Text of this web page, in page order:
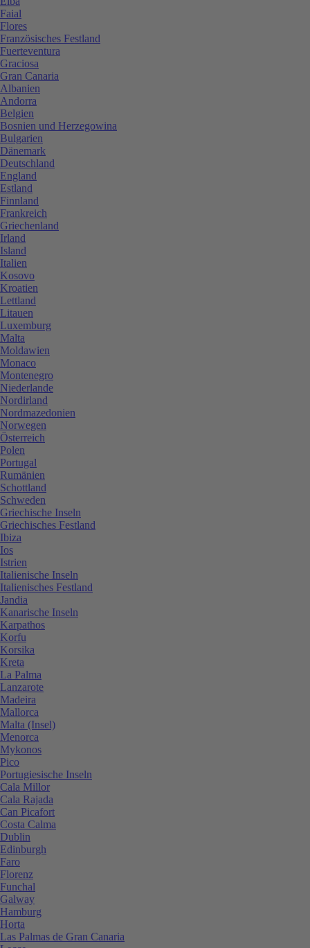
Faial
Flores
Französisches Festland
Fuerteventura
Graciosa
Gran Canaria
Albanien
Andorra
Belgien
Bosnien und Herzegowina
Bulgarien
Dänemark
Deutschland
England
Estland
Finnland
Frankreich
Griechenland
Irland
Island
Italien
Kosovo
Kroatien
Lettland
Litauen
Luxemburg
Malta
Moldawien
Monaco
Montenegro
Niederlande
Nordirland
Nordmazedonien
Norwegen
Österreich
Polen
Portugal
Rumänien
Schottland
Schweden
Griechische Inseln
Griechisches Festland
Ibiza
Ios
Istrien
Italienische Inseln
Italienisches Festland
Jandia
Kanarische Inseln
Karpathos
Korfu
Korsika
Kreta
La Palma
Lanzarote
Madeira
Mallorca
Malta (Insel)
Menorca
Mykonos
Pico
Portugiesische Inseln
Cala Millor
Cala Rajada
Can Picafort
Costa Calma
Dublin
Edinburgh
Faro
Florenz
Funchal
Galway
Hamburg
Horta
Las Palmas de Gran Canaria